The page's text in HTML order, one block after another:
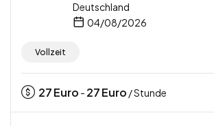
Deutschland
04/08/2026
Vollzeit
27Euro - 27Euro / Stunde